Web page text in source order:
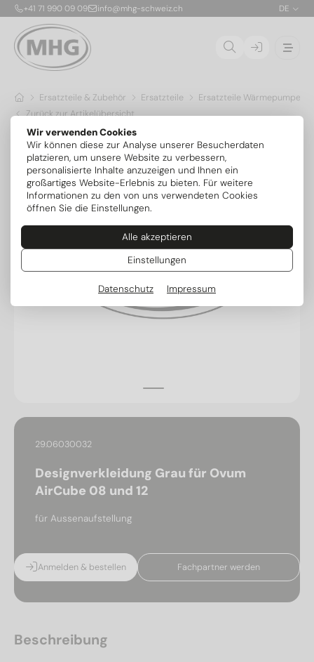
Wir verwenden Cookies
Wir können diese zur Analyse unserer Besucherdaten
platzieren, um unsere Website zu verbessern,
personalisierte Inhalte anzuzeigen und Ihnen ein
großartiges Website-Erlebnis zu bieten. Für weitere
Informationen zu den von uns verwendeten Cookies
öffnen Sie die Einstellungen.
Alle akzeptieren
Einstellungen
Datenschutz Impressum
+41 71 990 09 09 info@mhg-schweiz.ch DE
Ersatzteile & Zubehör Ersatzteile
Ersatzteile Wärmepumpen
Zurück zur Artikelübersicht
29.06030032
Designverkleidung Grau für Ovum
AirCube 08 und 12
für Aussenaufstellung
Anmelden & bestellen Fachpartner werden
Beschreibung